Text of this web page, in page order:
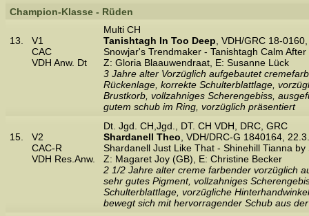
Champion-Klasse - Rüden
13.
V1
CAC
VDH Anw. Dt
Multi CH
Tanishtagh In Too Deep , VDH/GRC 18-
Snowjar's Trendmaker - Tanishtagh Calm
Z: Gloria Blaauwendraat, E: Susanne Lück
3 Jahre alter Vorzüglich aufgebautet
Rückenlage, korrekte Schulterblattlage,
Brustkorb, vollzahniges Scherengebiss,
gutem schub im Ring, vorzüglich präsentiert
15.
V2
CAC-R
VDH Res.Anw.
Dt. Jgd. CH,Jgd., DT. CH VDH, DRC, GRC
Shardanell Theo , VDH/DRC-G 1840164,
Shardanell Just Like That - Shinehill Tianna by
Z: Magaret Joy (GB), E: Christine Becker
2 1/2 Jahre alter creme farbender vorzüglich
sehr gutes Pigment, vollzahniges
Schulterblattlage, vorzügliche
bewegt sich mit hervorragender Schub aus